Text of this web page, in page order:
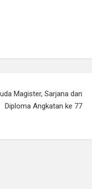
Magister, Sarjana dan
Diploma Angkatan ke 77